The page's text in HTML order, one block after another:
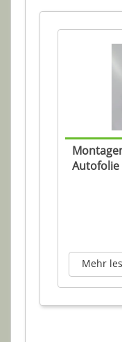
Autofolie
Mehr